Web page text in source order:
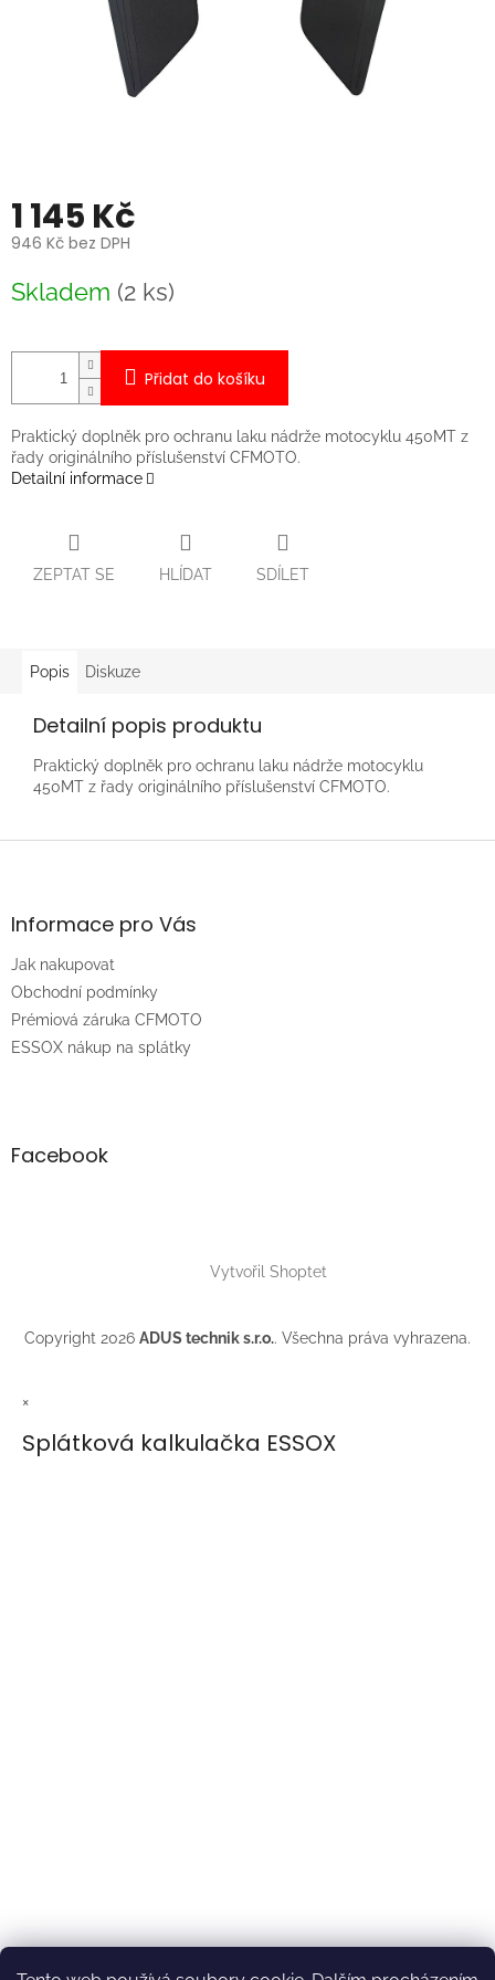
1 145 Kč
946 Kč bez DPH
cena:
Skladem (2 ks)
Přidat do košíku
Praktický doplněk pro ochranu laku nádrže motocyklu 450MT z
řady originálního příslušenství CFMOTO.
Detailní informace
ZEPTAT SE HLÍDAT SDÍLET
Popis Diskuze
Detailní popis produktu
Praktický doplněk pro ochranu laku nádrže motocyklu
450MT z řady originálního příslušenství CFMOTO.
Z
aInformace pro Vás
Jak nakupovat
Obchodní podmínky
Prémiová záruka CFMOTO
ESSOX nákup na splátky
Facebook
Vytvořil Shoptet
Copyright 2026 ADUS technik s.r.o.. Všechna práva vyhrazena.
×
Splátková kalkulačka ESSOX